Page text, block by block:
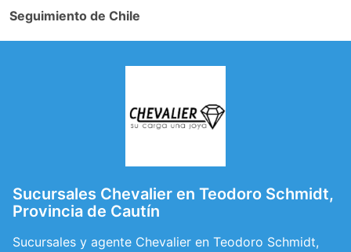
Seguimiento de Chile
Sucursales Chevalier en Teodoro Schmidt,
Provincia de Cautín
Sucursales y agente Chevalier en Teodoro Schmidt,